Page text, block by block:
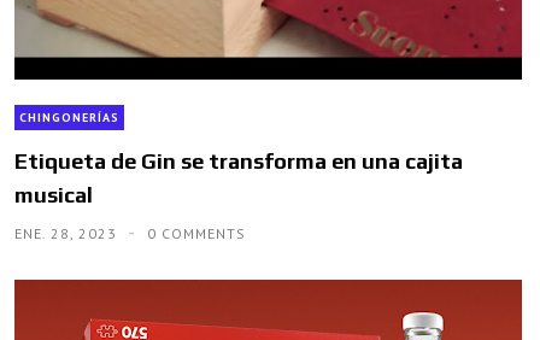
CHINGONERÍAS
Etiqueta de Gin se transforma en una cajita
musical
ENE. 28, 2023 0 COMMENTS